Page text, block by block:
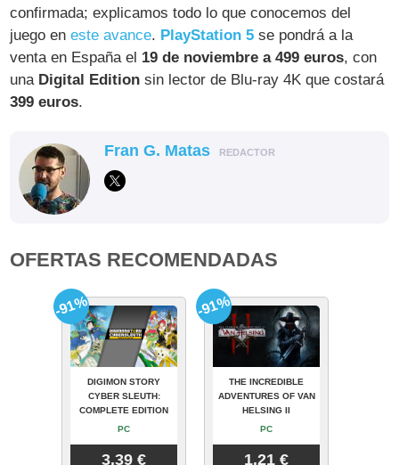
confirmada; explicamos todo lo que conocemos del
juego eneste avance. PlayStation 5 se pondrá a la
venta en España el 19 de noviembre a 499 euros, con
una Digital Edition sin lector de Blu-ray 4K que costará
399 euros.
Fran G. Matas REDACTOR
OFERTAS RECOMENDADAS
DIGIMON STORY
CYBER SLEUTH:
COMPLETE EDITION
PC
3.39 €
-91%
THE INCREDIBLE
ADVENTURES OF VAN
HELSING II
PC
1.21 €
-91%